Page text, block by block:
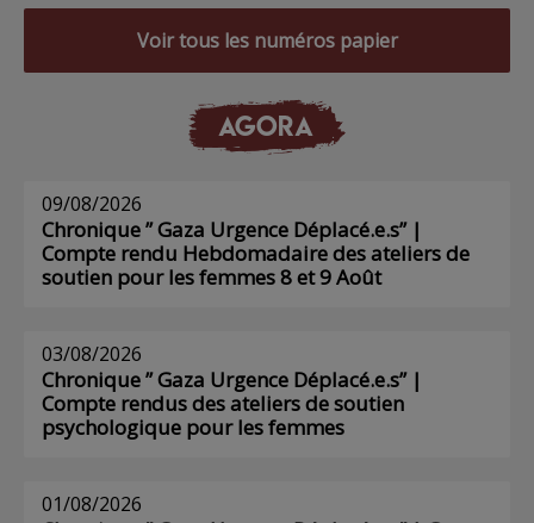
Voir tous les numéros papier
AGORA
09/08/2026
Chronique ” Gaza Urgence Déplacé.e.s” |
Compte rendu Hebdomadaire des ateliers de
soutien pour les femmes 8 et 9 Août
03/08/2026
Chronique ” Gaza Urgence Déplacé.e.s” |
Compte rendus des ateliers de soutien
psychologique pour les femmes
01/08/2026